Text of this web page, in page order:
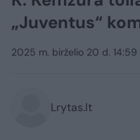
„Juventus“
2025 m. birželio 20 d. 14:59
Lrytas.lt